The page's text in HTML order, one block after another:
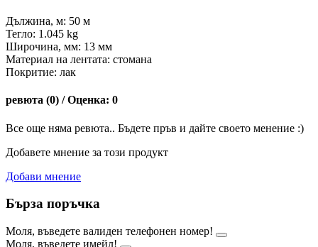
Дължина, м: 50 м
Тегло: 1.045 kg
Широчина, мм: 13 мм
Материал на лентата: стомана
Покритие: лак
ревюта (0) / Оценка: 0
Все още няма ревюта.. Бъдете пръв и дайте своето менение :)
Добавете мнение за този продукт
Добави мнение
Бърза поръчка
Моля, въведете валиден телефонен номер!
Моля, въведете имейл!